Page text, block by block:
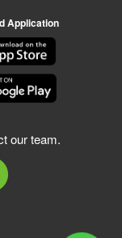
Application
our team.